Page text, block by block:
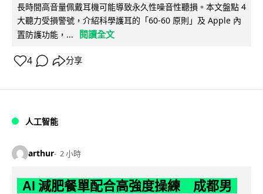
長時間高音量佩戴耳機可能導致永久性噪音性聽損。本文盤點 4
大聽力受損警號，介紹科學護耳的「60-60 原則」及 Apple 內
置防護功能，...
閱讀全文
4 分享
人工智能
arthur 2 小時
AI 減肥餐單配合高強度操練 成都男